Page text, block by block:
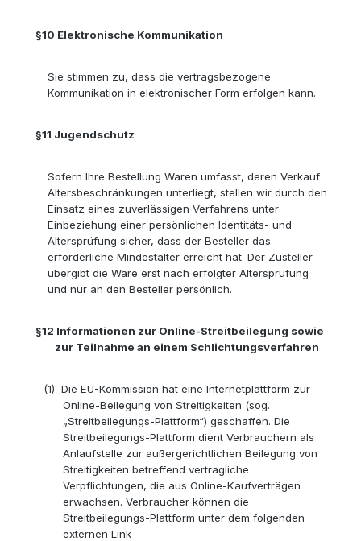
§10 Elektronische Kommunikation
Sie stimmen zu, dass die vertragsbezogene
Kommunikation in elektronischer Form erfolgen kann.
§11 Jugendschutz
Sofern Ihre Bestellung Waren umfasst, deren Verkauf
Altersbeschränkungen unterliegt, stellen wir durch den
Einsatz eines zuverlässigen Verfahrens unter
Einbeziehung einer persönlichen Identitäts- und
Altersprüfung sicher, dass der Besteller das
erforderliche Mindestalter erreicht hat. Der Zusteller
übergibt die Ware erst nach erfolgter Altersprüfung
und nur an den Besteller persönlich.
§12 Informationen zur Online-Streitbeilegung sowie
zur Teilnahme an einem Schlichtungsverfahren
(1) Die EU-Kommission hat eine Internetplattform zur
Online-Beilegung von Streitigkeiten (sog.
„Streitbeilegungs-Plattform“) geschaffen. Die
Streitbeilegungs-Plattform dient Verbrauchern als
Anlaufstelle zur außergerichtlichen Beilegung von
Streitigkeiten betreffend vertragliche
Verpflichtungen, die aus Online-Kaufverträgen
erwachsen. Verbraucher können die
Streitbeilegungs-Plattform unter dem folgenden
externen Link